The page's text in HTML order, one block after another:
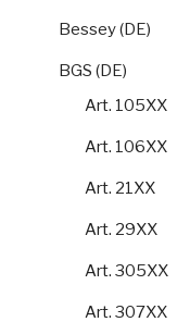
Bessey (DE)
BGS (DE)
Art. 105XX
Art. 106XX
Art. 21XX
Art. 29XX
Art. 305XX
Art. 307XX